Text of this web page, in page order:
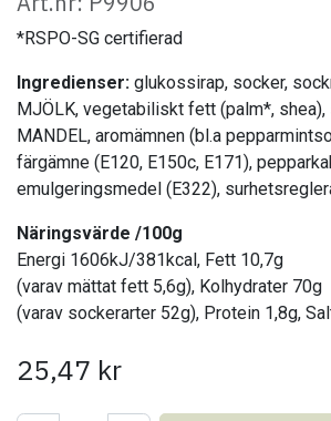
*RSPO-SG certifierad
Ingredienser: glukossirap, socker,
MJÖLK, vegetabiliskt fett (palm*, shea),
MANDEL, aromämnen (bl.a
färgämne (E120, E150c, E171),
emulgeringsmedel (E322),
Näringsvärde /100g
Energi 1606kJ/381kcal, Fett 10,7g
(varav mättat fett 5,6g), Kolhydrater 70g
(varav sockerarter 52g), Protein 1,8g,
25,47 kr